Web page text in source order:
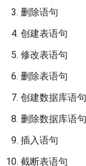
删除语句
创建表语句
修改表语句
删除表语句
创建数据库语句
删除数据库语句
插入语句
截断表语句